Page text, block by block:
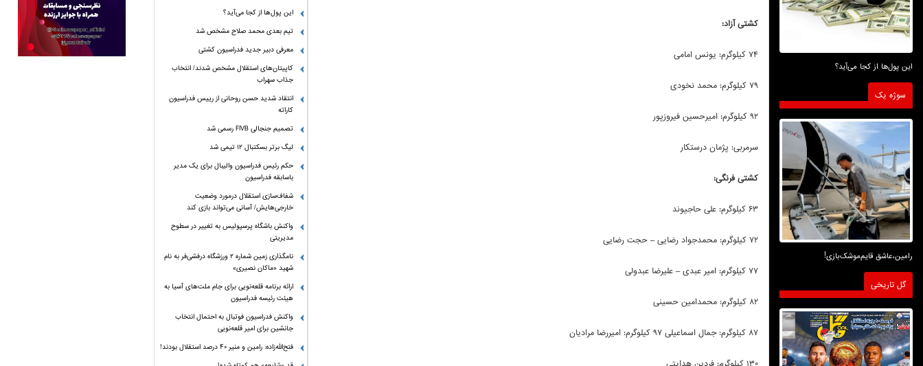
کشتی آزاد:
۷۴ کیلوگرم: یونس امامی
۷۹ کیلوگرم: محمد نخودی
۹۲ کیلوگرم: امیرحسین فیروزپور
سرمربی: پژمان درستکار
کشتی فرنگی:
۶۳ کیلوگرم: علی حاجیوند
۷۲ کیلوگرم: محمدجواد رضایی – حجت رضایی
۷۷ کیلوگرم: امیر عبدی – علیرضا عبدولی
۸۲ کیلوگرم: محمدامین حسینی
۸۷ کیلوگرم: جمال اسماعیلی ۹۷ کیلوگرم: امیررضا مرادیان
این پول‌ها از کجا می‌آید؟
سوژه یک
رامین،عاشق قایم‌موشک‌بازی!
گل تاریخی
این پول‌ها از کجا می‌آید؟
تیم بعدی محمد صلاح مشخص شد
معرفی دبیر جدید فدراسیون کشتی
کاپیتان‌های استقلال مشخص شدند/ انتخاب
جذاب سهراب
انتقاد شدید حسن روحانی از رییس فدراسیون
کاراته
تصمیم جنجالی FIVB رسمی شد
لیگ برتر بسکتبال ۱۲ تیمی شد
حکم رئیس فدراسیون والیبال برای یک مدیر
باسابقه فدراسیون
شفاف‌سازی استقلال درمورد وضعیت
خارجی‌هایش/ آسانی می‌تواند بازی کند
واکنش باشگاه پرسپولیس به تغییر در سطوح
مدیریتی
نامگذاری زمین شماره ۲ ورزشگاه درفشی‌فر به نام
شهید «ماکان نصیری»
ارائه برنامه‌ قلعه‌نویی برای جام ملت‌های آسیا به
هیئت رئیسه فدراسیون
واکنش فدراسیون فوتبال به احتمال انتخاب
جانشین برای امیر قلعه‌نویی
فتح‌الله‌زاده: رامین و منیر 40 درصد استقلال بودند!